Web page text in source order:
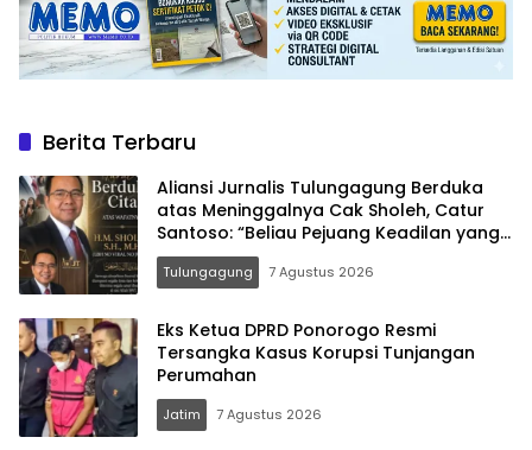
Berita Terbaru
Aliansi Jurnalis Tulungagung Berduka
atas Meninggalnya Cak Sholeh, Catur
Santoso: “Beliau Pejuang Keadilan yang
Vokal”
Tulungagung 7 Agustus 2026
Eks Ketua DPRD Ponorogo Resmi
Tersangka Kasus Korupsi Tunjangan
Perumahan
Jatim 7 Agustus 2026